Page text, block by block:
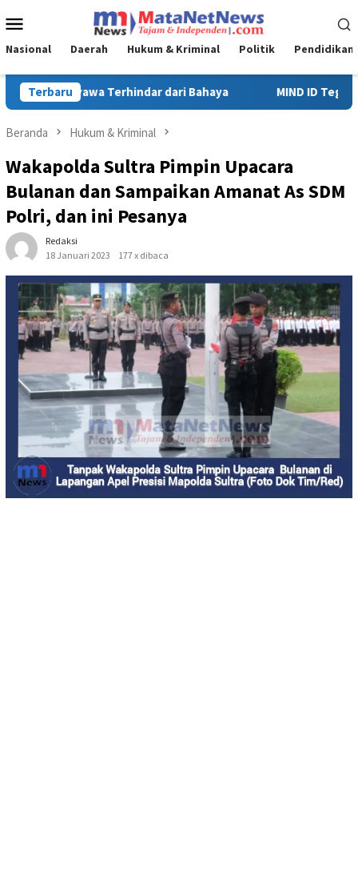
ke
Mobile
Nasional Daerah Hukum & Kriminal Politik Pendidikan
Terbaru
MIND ID Tegaskan Dukungan Penuh Bagi PT Vale di
Beranda Hukum & Kriminal
Wakapolda Sultra Pimpin Upacara
Bulanan dan Sampaikan Amanat As SDM
Polri, dan ini Pesanya
Redaksi
18 Januari 2023
177 x dibaca